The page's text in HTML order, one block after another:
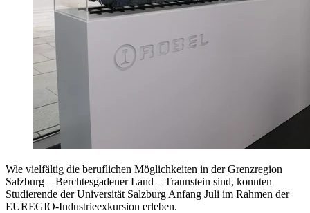
Wie vielfältig die beruflichen Möglichkeiten in der Grenzregion
Salzburg – Berchtesgadener Land – Traunstein sind, konnten
Studierende der Universität Salzburg Anfang Juli im Rahmen der
EUREGIO-Industrieexkursion erleben.